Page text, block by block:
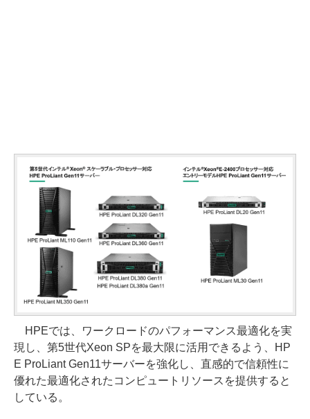
HPEでは、ワークロードのパフォーマンス最適化を実
現し、第5世代Xeon SPを最大限に活用できるよう、HP
E ProLiant Gen11サーバーを強化し、直感的で信頼性に
優れた最適化されたコンピュートリソースを提供すると
している。